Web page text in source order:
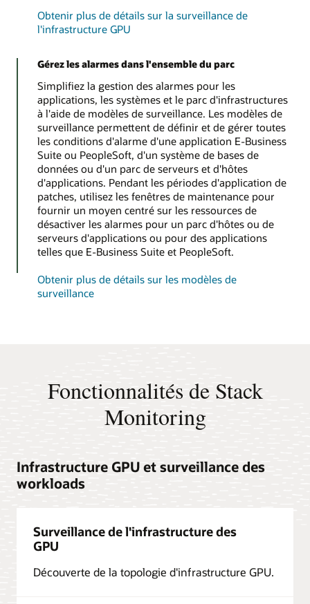
Obtenir plus de détails sur la surveillance de
l'infrastructure GPU
Gérez les alarmes dans l'ensemble du parc
Simplifiez la gestion des alarmes pour les
applications, les systèmes et le parc d'infrastructures
à l'aide de modèles de surveillance. Les modèles de
surveillance permettent de définir et de gérer toutes
les conditions d'alarme d'une application E-Business
Suite ou PeopleSoft, d'un système de bases de
données ou d'un parc de serveurs et d'hôtes
d'applications. Pendant les périodes d'application de
patches, utilisez les fenêtres de maintenance pour
fournir un moyen centré sur les ressources de
désactiver les alarmes pour un parc d'hôtes ou de
serveurs d'applications ou pour des applications
telles que E-Business Suite et PeopleSoft.
Obtenir plus de détails sur les modèles de
surveillance
Fonctionnalités de Stack
Monitoring
Infrastructure GPU et surveillance des
workloads
Surveillance de l'infrastructure des
GPU
Découverte de la topologie d'infrastructure GPU.